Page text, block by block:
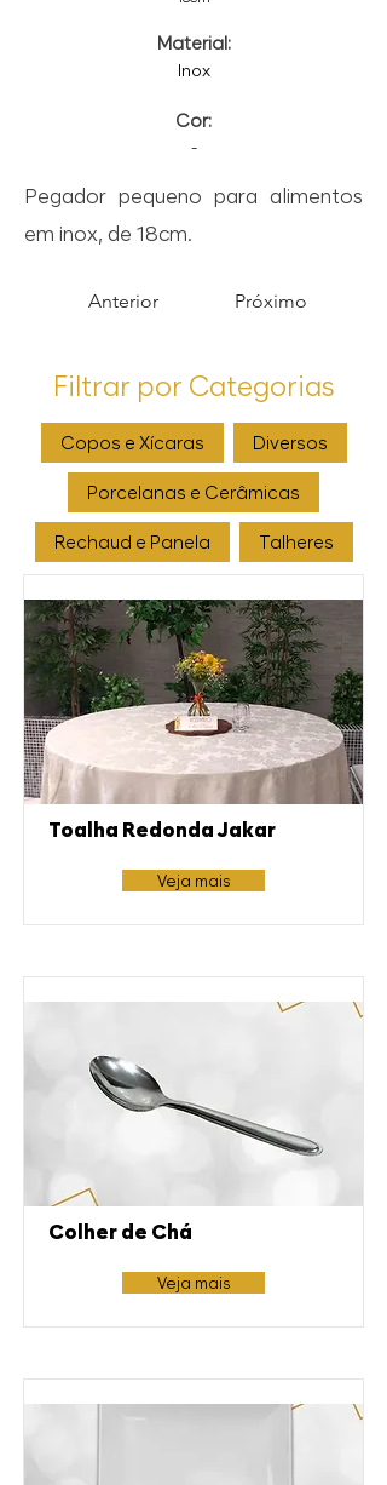
Material:
Inox
Cor:
-
Pegador pequeno para alimentos
em inox, de 18cm.
Anterior Próximo
Filtrar por Categorias
Copos e Xícaras Diversos
Porcelanas e Cerâmicas
Rechaud e Panela Talheres
Toalha Redonda Jakar
Veja mais
Colher de Chá
Veja mais